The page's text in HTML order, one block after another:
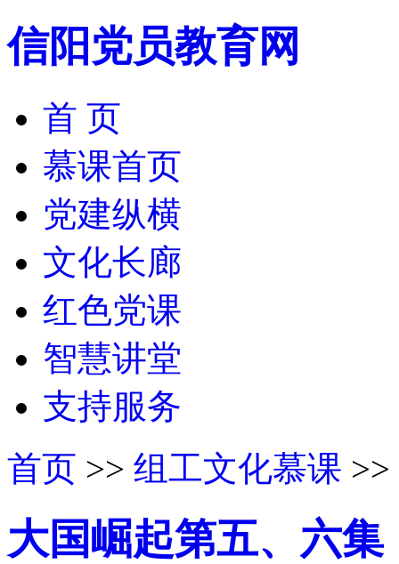
信阳党员教育网
首 页
慕课首页
党建纵横
文化长廊
红色党课
智慧讲堂
支持服务
首页 >> 组工文化慕课 >>
大国崛起第五、六集